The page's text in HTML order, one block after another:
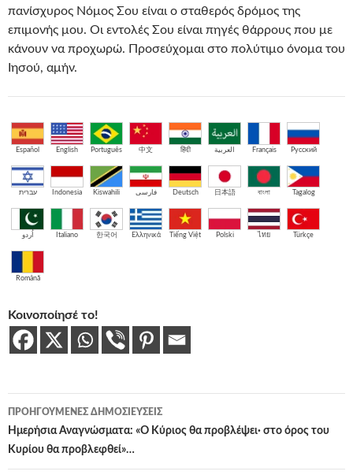
πανίσχυρος Νόμος Σου είναι ο σταθερός δρόμος της
επιμονής μου. Οι εντολές Σου είναι πηγές θάρρους που με
κάνουν να προχωρώ. Προσεύχομαι στο πολύτιμο όνομα του
Ιησού, αμήν.
Español English Português 中文 हिंदी العربية Français Русский
עברית Indonesia Kiswahili فارسی Deutsch 日本語 বাংলা Tagalog
اُردو Italiano 한국어 Ελληνικά Tiếng Việt Polski ไทย Türkçe
Română
Κοινοποίησέ το!
Πλοήγηση
άρθρων
ΠΡΟΗΓΟΎΜΕΝΕΣ ΔΗΜΟΣΙΕΎΣΕΙΣ
Ημερήσια Αναγνώσματα: «Ο Κύριος θα προβλέψει· στο όρος του
Κυρίου θα προβλεφθεί»…